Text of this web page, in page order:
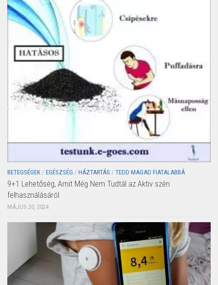
BETEGSÉGEK / EGÉSZSÉG / HÁZTARTÁS / TEDD MAGAD FIATALABBÁ
9+1 Lehetőség, Amit Még Nem Tudtál az Aktiv szén
felhasználásáról
MÁJUS 20, 2024